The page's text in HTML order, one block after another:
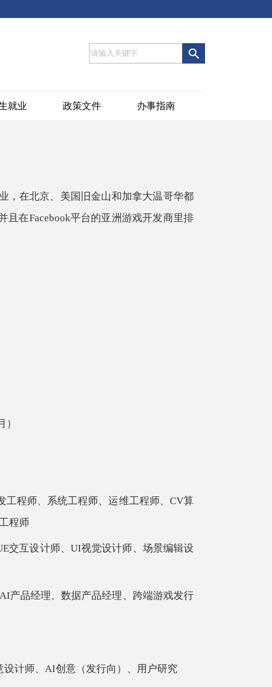
就业 政策文件 办事指南
，在北京、美国旧金山和加拿大温哥华都
且在Facebook平台的亚洲游戏开发商里排
程师、系统工程师、运维工程师、 CV算
程师
交互设计师、UI视觉设计师、场景编辑设
产品经理、数据产品经理、跨端游戏发行
计师、 AI创意（发行向）、用户研究